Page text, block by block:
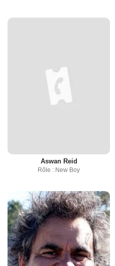
Aswan Reid
Rôle : New Boy